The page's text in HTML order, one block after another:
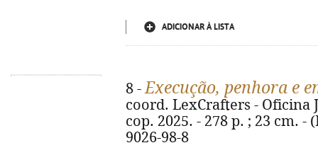
ADICIONAR À LISTA
8 -Execução, penhora e
coord. LexCrafters - Oficina
cop. 2025. - 278 p. ; 23 cm. -
9026-98-8